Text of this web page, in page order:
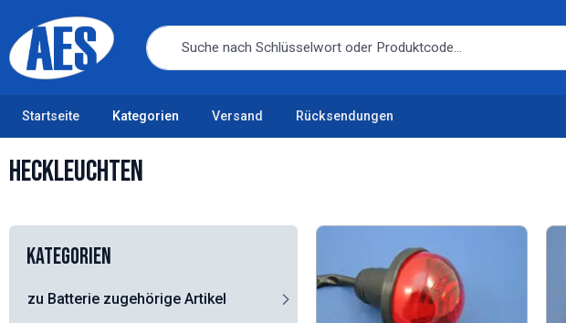
Startseite Kategorien Versand Rücksendungen
Heckleuchten
Kategorien
zu Batterie zugehörige Artikel